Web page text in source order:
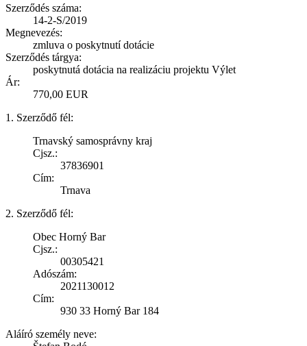
Szerződés száma:
14-2-S/2019
Megnevezés:
zmluva o poskytnutí dotácie
Szerződés tárgya:
poskytnutá dotácia na realizáciu projektu Výlet
Ár:
770,00 EUR
1. Szerződő fél:
Trnavský samosprávny kraj
Cjsz.:
37836901
Cím:
Trnava
2. Szerződő fél:
Obec Horný Bar
Cjsz.:
00305421
Adószám:
2021130012
Cím:
930 33 Horný Bar 184
Aláíró személy neve: